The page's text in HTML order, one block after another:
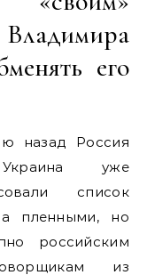
его
назад Россия
уже
список
пленными, но
российским
из